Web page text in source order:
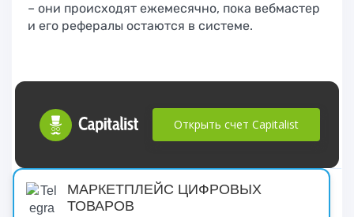
– они происходят ежемесячно, пока вебмастер
и его рефералы остаются в системе.
Открыть счет Capitalist
МАРКЕТПЛЕЙС ЦИФРОВЫХ
ТОВАРОВ